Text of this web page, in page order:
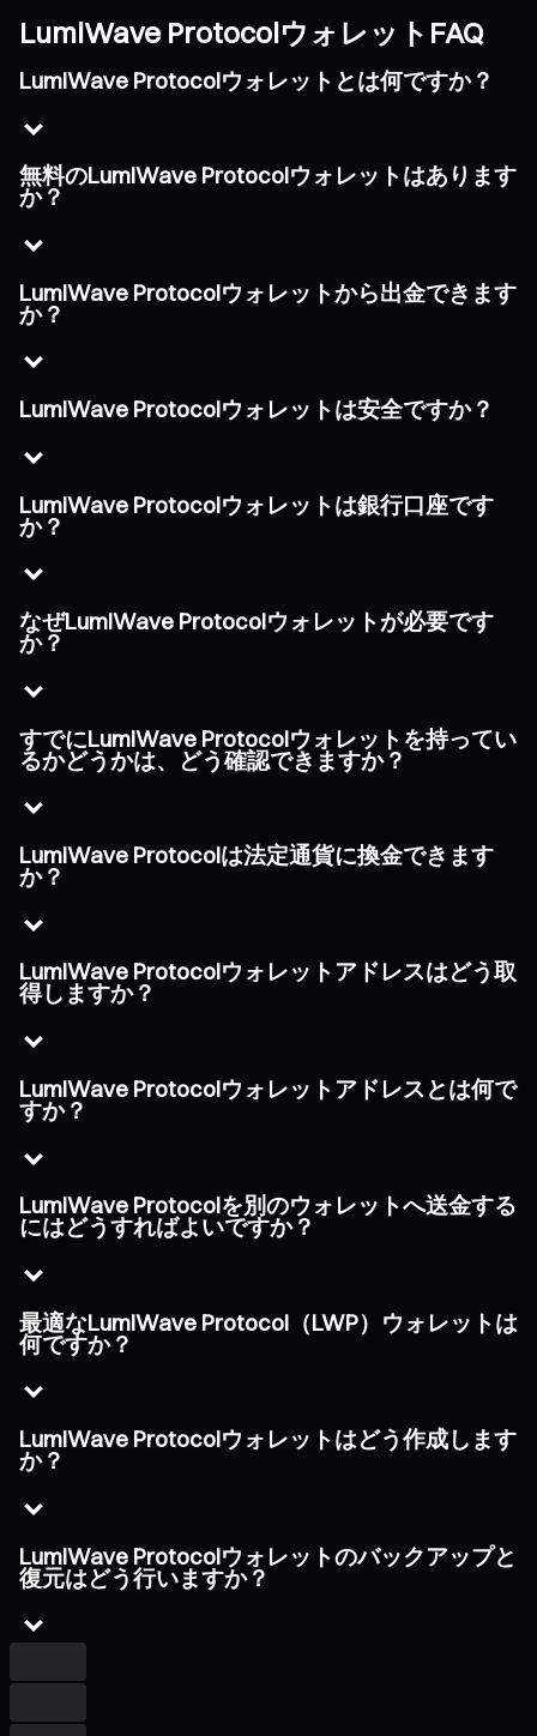
LumiWave ProtocolウォレットFAQ
LumiWave Protocolウォレットとは何ですか？
無料のLumiWave Protocolウォレットはあります
か？
LumiWave Protocolウォレットから出金できます
か？
LumiWave Protocolウォレットは安全ですか？
LumiWave Protocolウォレットは銀行口座です
か？
なぜLumiWave Protocolウォレットが必要です
か？
すでにLumiWave Protocolウォレットを持ってい
るかどうかは、どう確認できますか？
LumiWave Protocolは法定通貨に換金できます
か？
LumiWave Protocolウォレットアドレスはどう取
得しますか？
LumiWave Protocolウォレットアドレスとは何で
すか？
LumiWave Protocolを別のウォレットへ送金する
にはどうすればよいですか？
最適なLumiWave Protocol（LWP）ウォレットは
何ですか？
LumiWave Protocolウォレットはどう作成します
か？
LumiWave Protocolウォレットのバックアップと
復元はどう行いますか？